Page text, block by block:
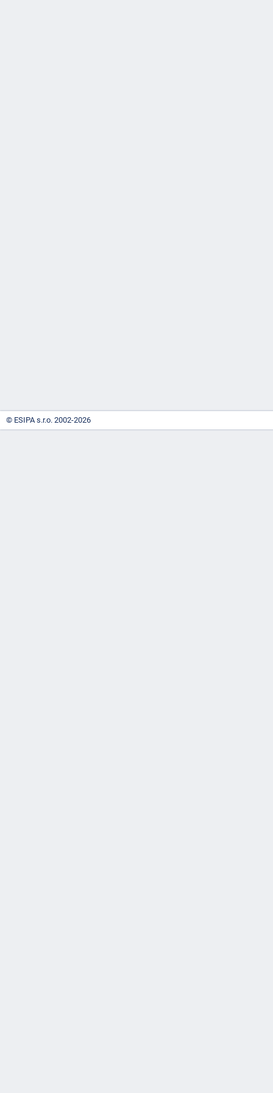
© ESIPA s.r.o. 2002-2026